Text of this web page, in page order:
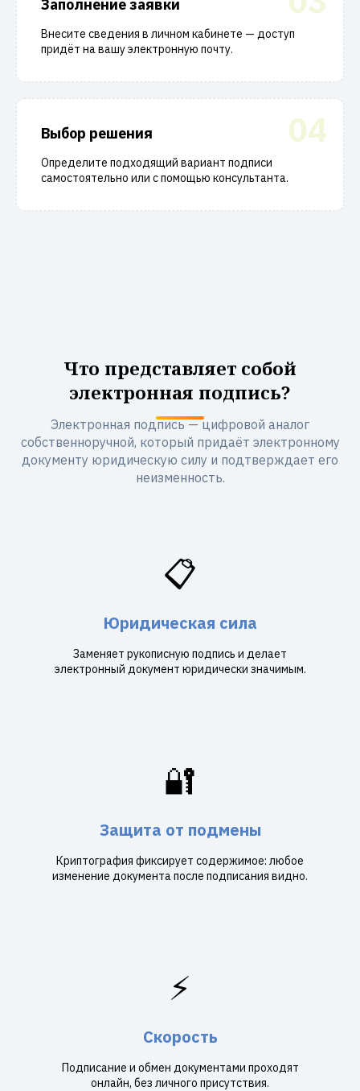
Заполнение заявки
Внесите сведения в личном кабинете — доступ
придёт на вашу электронную почту.
04
Выбор решения
Определите подходящий вариант подписи
самостоятельно или с помощью консультанта.
Что представляет собой
электронная подпись?
Электронная подпись — цифровой аналог
собственноручной, который придаёт электронному
документу юридическую силу и подтверждает его
неизменность.
📋
Юридическая сила
Заменяет рукописную подпись и делает
электронный документ юридически значимым.
🔐
Защита от подмены
Криптография фиксирует содержимое: любое
изменение документа после подписания видно.
⚡
Скорость
Подписание и обмен документами проходят
онлайн, без личного присутствия.